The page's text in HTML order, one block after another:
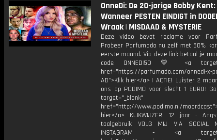
OnneDi: De 20-jarige Bobby Kent:
Wanneer PESTEN EINDIGT in
Wraak | MISDAAD & MYSTERIE
Deze video bevat reclame voor
Probeer Parfumado nu zelf met 50%
eerste maand. Via deze link betaal je
code ONNEDI50 💛 <a
href="https://parfumado.com/onnedi-x-
AD">Klik hier</a> | ACTIE! Luister 2
ons op PODIMO voor slecht 1 EURO!
target="_blank"
href="http://www.podimo.nl/
hier</a> KIJKWIJZER: 12 jaar -
taalgebruik VOLG MIJ VIA SOCIAL
INSTAGRAM - <a